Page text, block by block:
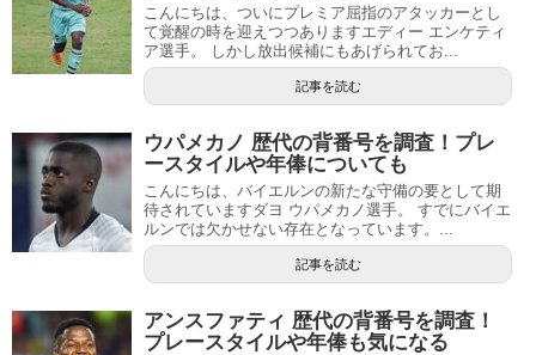
こんにちは、ついにプレミア屈指のアタッカーとし
て覚醒の時を迎えつつありますエディー エンケティ
ア選手。 しかし放出候補にもあげられてお...
記事を読む
ウパメカノ 歴代の背番号を調査！プレ
ースタイルや年俸についても
こんにちは、バイエルンの新たな守備の要として期
待されていますダヨ ウパメカノ選手。 すでにバイエ
ルンでは欠かせない存在となっています。...
記事を読む
アンスファティ 歴代の背番号を調査！
プレースタイルや年俸も気になる